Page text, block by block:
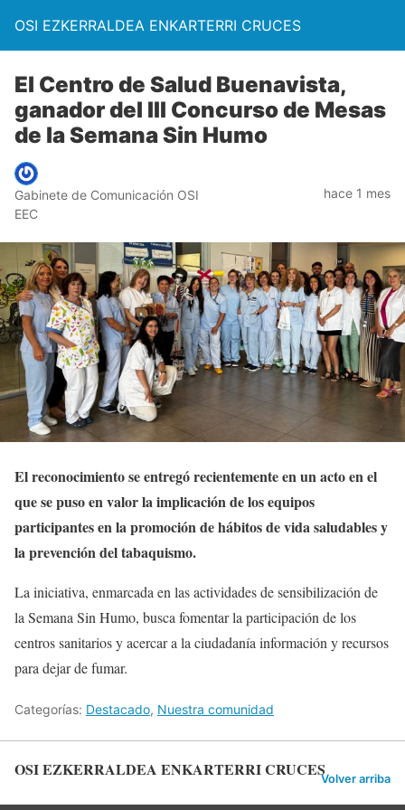
OSI EZKERRALDEA ENKARTERRI CRUCES
El Centro de Salud Buenavista,
ganador del III Concurso de Mesas
de la Semana Sin Humo
Gabinete de Comunicación OSI
EEC
hace 1 mes
El reconocimiento se entregó recientemente en un acto en el
que se puso en valor la implicación de los equipos
participantes en la promoción de hábitos de vida saludables y
la prevención del tabaquismo.
La iniciativa, enmarcada en las actividades de sensibilización de
la Semana Sin Humo, busca fomentar la participación de los
centros sanitarios y acercar a la ciudadanía información y recursos
para dejar de fumar.
Categorías: Destacado, Nuestra comunidad
OSI EZKERRALDEA ENKARTERRI CRUCESVolver arriba